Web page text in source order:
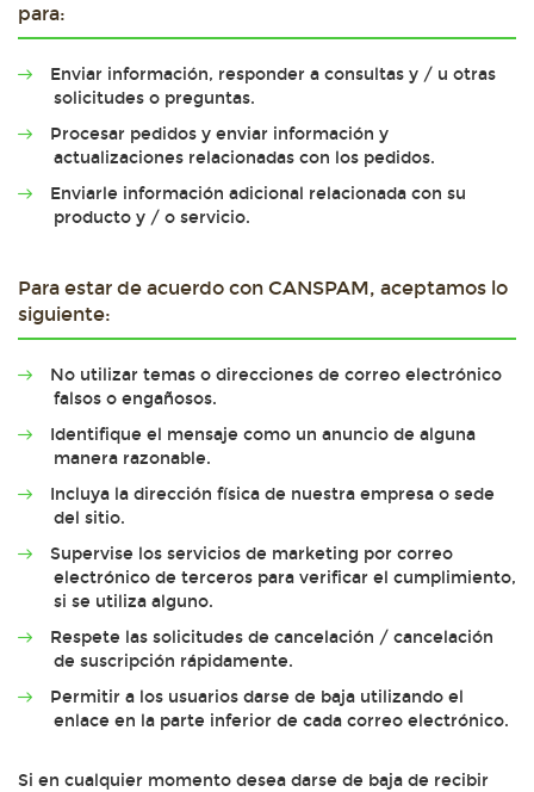
para:
Enviar información, responder a consultas y / u otras
solicitudes o preguntas.
Procesar pedidos y enviar información y
actualizaciones relacionadas con los pedidos.
Enviarle información adicional relacionada con su
producto y / o servicio.
Para estar de acuerdo con CANSPAM, aceptamos lo
siguiente:
No utilizar temas o direcciones de correo electrónico
falsos o engañosos.
Identifique el mensaje como un anuncio de alguna
manera razonable.
Incluya la dirección física de nuestra empresa o sede
del sitio.
Supervise los servicios de marketing por correo
electrónico de terceros para verificar el cumplimiento,
si se utiliza alguno.
Respete las solicitudes de cancelación / cancelación
de suscripción rápidamente.
Permitir a los usuarios darse de baja utilizando el
enlace en la parte inferior de cada correo electrónico.
Si en cualquier momento desea darse de baja de recibir